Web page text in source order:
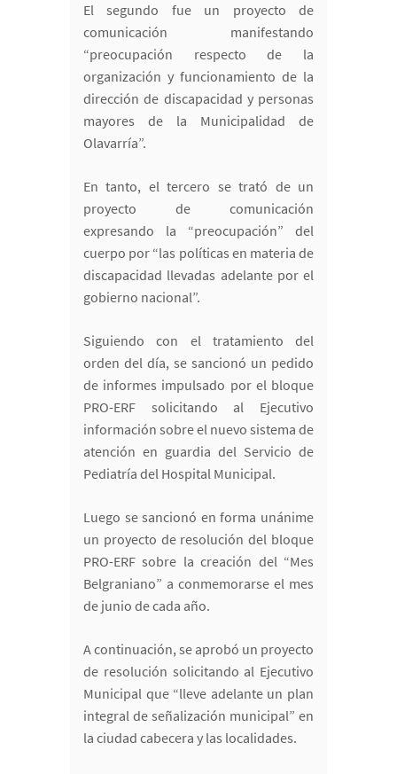
El segundo fue un proyecto de
comunicación manifestando
“preocupación respecto de la
organización y funcionamiento de la
dirección de discapacidad y personas
mayores de la Municipalidad de
Olavarría”.
En tanto, el tercero se trató de un
proyecto de comunicación
expresando la “preocupación” del
cuerpo por “las políticas en materia de
discapacidad llevadas adelante por el
gobierno nacional”.
Siguiendo con el tratamiento del
orden del día, se sancionó un pedido
de informes impulsado por el bloque
PRO-ERF solicitando al Ejecutivo
información sobre el nuevo sistema de
atención en guardia del Servicio de
Pediatría del Hospital Municipal.
Luego se sancionó en forma unánime
un proyecto de resolución del bloque
PRO-ERF sobre la creación del “Mes
Belgraniano” a conmemorarse el mes
de junio de cada año.
A continuación, se aprobó un proyecto
de resolución solicitando al Ejecutivo
Municipal que “lleve adelante un plan
integral de señalización municipal” en
la ciudad cabecera y las localidades.